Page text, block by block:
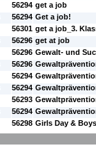
56294 get a job
56294 Get a job!
56301 get a job_3.
56296 get at job
56296 Gewalt- und
56296
56294
56294
56293
56294
56298 Girls Day &